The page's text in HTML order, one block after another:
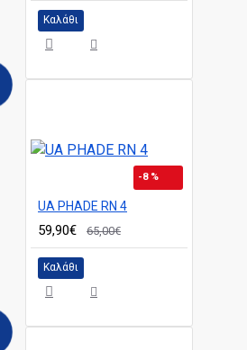
Καλάθι
-8 %
UA PHADE RN 4
59,90€ 65,00€
Καλάθι